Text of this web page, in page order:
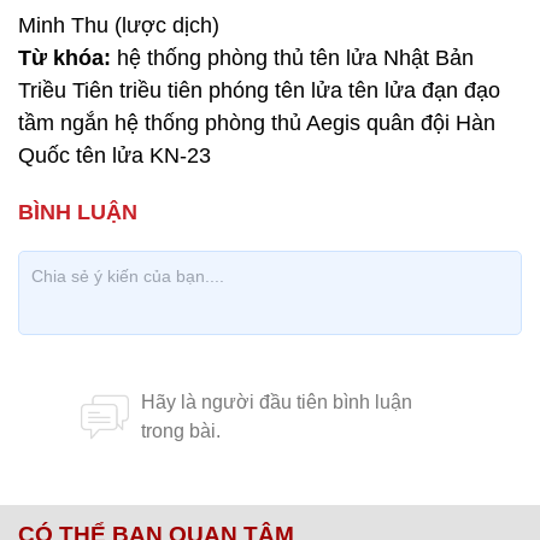
Minh Thu (lược dịch)
Từ khóa: hệ thống phòng thủ tên lửa Nhật Bản
Triều Tiên triều tiên phóng tên lửa tên lửa đạn đạo
tầm ngắn hệ thống phòng thủ Aegis quân đội Hàn
Quốc tên lửa KN-23
CÓ THỂ BẠN QUAN TÂM